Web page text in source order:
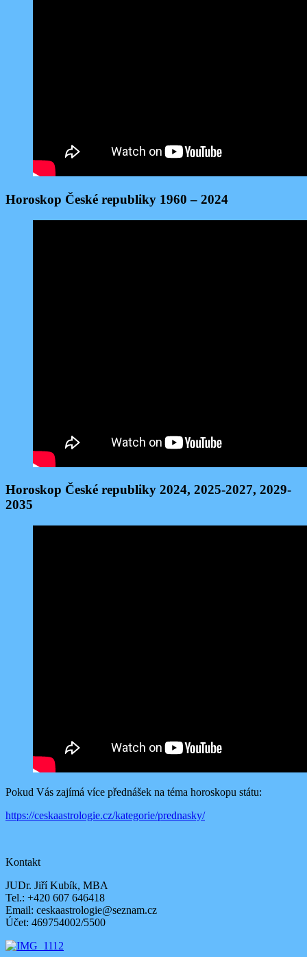
Horoskop České republiky 1960 – 2024
Horoskop České republiky 2024, 2025-2027, 2029-
2035
Pokud Vás zajímá více přednášek na téma horoskopu státu:
https://ceskaastrologie.cz/kategorie/prednasky/
Kontakt
JUDr. Jiří Kubík, MBA
Tel.: +420 607 646418
Email: ceskaastrologie@seznam.cz
Účet: 469754002/5500